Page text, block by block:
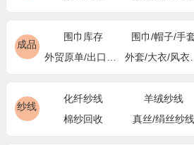
成品
围巾库存 围巾/帽子/手
纱线
化纤纱线 羊绒纱线
棉纱回收
真丝/绢丝纱线